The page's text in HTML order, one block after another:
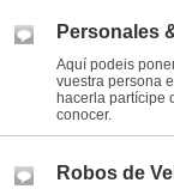
Personales
Aquí podeis
vuestra persona
hacerla partícipe
conocer.
Robos de